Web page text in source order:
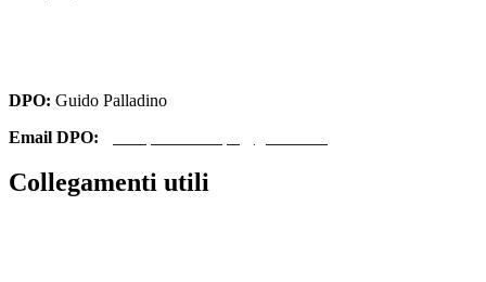
DPO: Guido Palladino
Email DPO:
Collegamenti utili